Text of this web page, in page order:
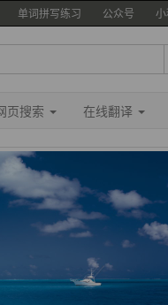
单词拼写练习 公众号
页搜索 在线翻译